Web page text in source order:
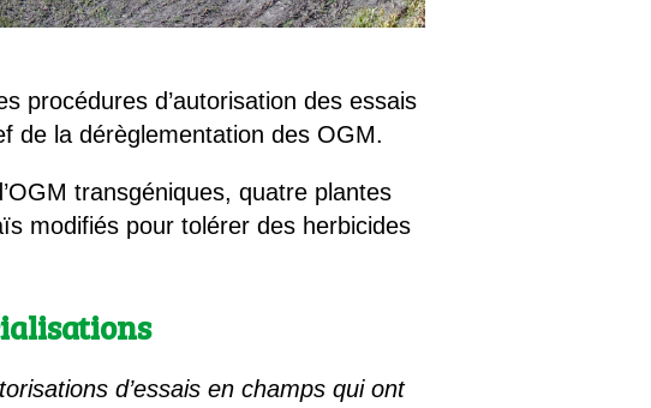
procédures d’autorisation des essais
de la dérèglementation des OGM.
transgéniques, quatre plantes
modifiés pour tolérer des herbicides
d’essais en champs qui ont